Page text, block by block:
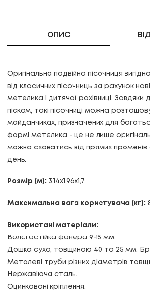
ОПИС
Оригінальна подвійна пісочниця
від класичних пісочниць за рахунок
метелика і дитячої рахівниці. Завдяки
піском, такі пісочниці можна
майданчиках, призначених для
формі метелика - це не лише
можна сховатись від прямих променів
день.
Розмір (м): 3,14х1,96х1,7
Максимальна вага користувача (кг):
Використані матеріали:
Вологостійка фанера 9-15 мм.
Дошка суха, товщиною 40 та 25 мм.
Металеві труби різних діаметрів
Нержавіюча сталь.
Оцинковані кріплення.